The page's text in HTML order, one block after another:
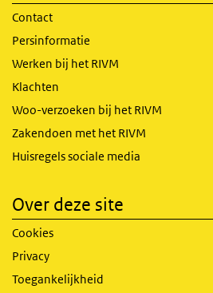
Contact
Persinformatie
Werken bij het RIVM
Klachten
Woo-verzoeken bij het RIVM
Zakendoen met het RIVM
Huisregels sociale media
Over deze site
Cookies
Privacy
Toegankelijkheid